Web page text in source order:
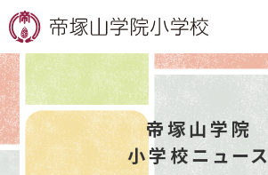
帝塚山学院
小学校ニュース